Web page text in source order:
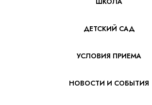
ДЕТСКИЙ САД
УСЛОВИЯ ПРИЕМА
НОВОСТИ И СОБЫТИЯ